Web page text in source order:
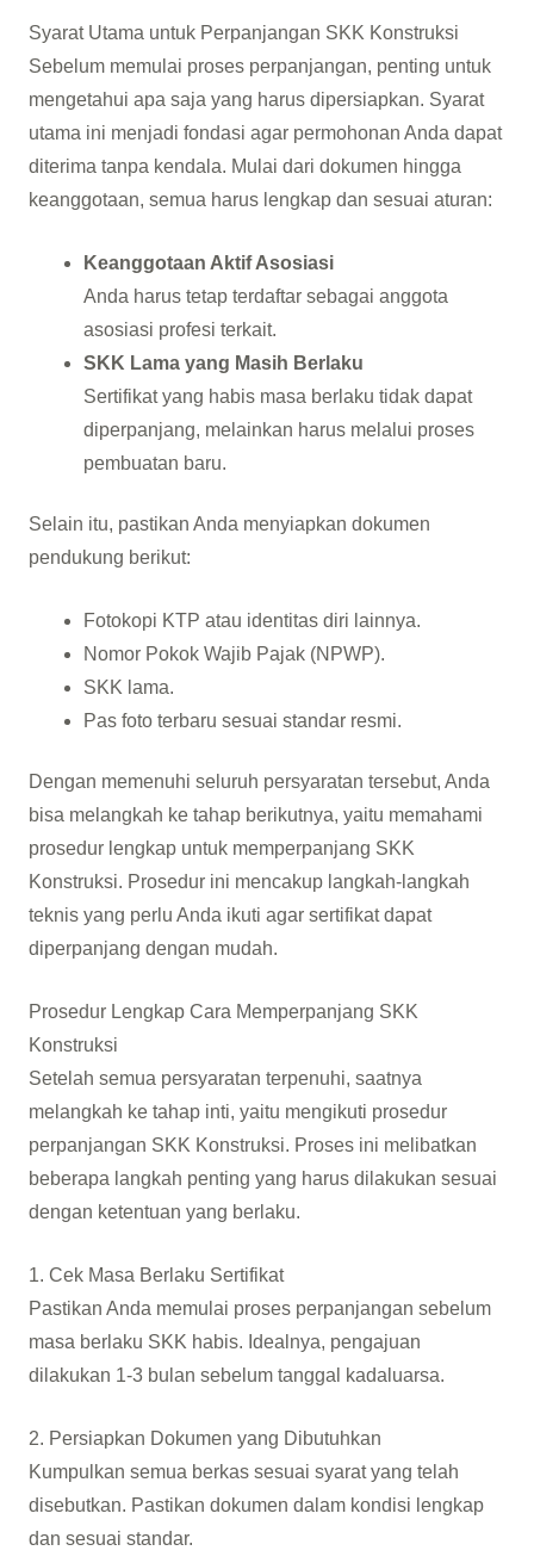
Syarat Utama untuk Perpanjangan SKK Konstruksi
Sebelum memulai proses perpanjangan, penting untuk
mengetahui apa saja yang harus dipersiapkan. Syarat
utama ini menjadi fondasi agar permohonan Anda dapat
diterima tanpa kendala. Mulai dari dokumen hingga
keanggotaan, semua harus lengkap dan sesuai aturan:
Keanggotaan Aktif Asosiasi
Anda harus tetap terdaftar sebagai anggota
asosiasi profesi terkait.
SKK Lama yang Masih Berlaku
Sertifikat yang habis masa berlaku tidak dapat
diperpanjang, melainkan harus melalui proses
pembuatan baru.
Selain itu, pastikan Anda menyiapkan dokumen
pendukung berikut:
Fotokopi KTP atau identitas diri lainnya.
Nomor Pokok Wajib Pajak (NPWP).
SKK lama.
Pas foto terbaru sesuai standar resmi.
Dengan memenuhi seluruh persyaratan tersebut, Anda
bisa melangkah ke tahap berikutnya, yaitu memahami
prosedur lengkap untuk memperpanjang SKK
Konstruksi. Prosedur ini mencakup langkah-langkah
teknis yang perlu Anda ikuti agar sertifikat dapat
diperpanjang dengan mudah.
Prosedur Lengkap Cara Memperpanjang SKK
Konstruksi
Setelah semua persyaratan terpenuhi, saatnya
melangkah ke tahap inti, yaitu mengikuti prosedur
perpanjangan SKK Konstruksi. Proses ini melibatkan
beberapa langkah penting yang harus dilakukan sesuai
dengan ketentuan yang berlaku.
1. Cek Masa Berlaku Sertifikat
Pastikan Anda memulai proses perpanjangan sebelum
masa berlaku SKK habis. Idealnya, pengajuan
dilakukan 1-3 bulan sebelum tanggal kadaluarsa.
2. Persiapkan Dokumen yang Dibutuhkan
Kumpulkan semua berkas sesuai syarat yang telah
disebutkan. Pastikan dokumen dalam kondisi lengkap
dan sesuai standar.